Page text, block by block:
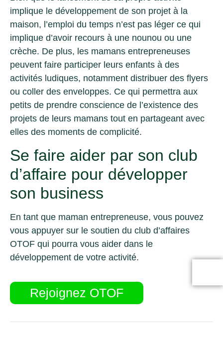
implique le développement de son projet à la
maison, l’emploi du temps n’est pas léger ce qui
implique d’avoir recours à une nounou ou une
crèche. De plus, les mamans entrepreneuses
peuvent faire participer leurs enfants à des
activités ludiques, notamment distribuer des flyers
ou coller des enveloppes. Ce qui permettra aux
petits de prendre conscience de l’existence des
projets de leurs mamans tout en partageant avec
elles des moments de complicité.
Se faire aider par son club
d’affaire pour développer
son business
En tant que maman entrepreneuse, vous pouvez
vous appuyer sur le soutien du club d’affaires
OTOF qui pourra vous aider dans le
développement de votre activité.
Rejoignez OTOF